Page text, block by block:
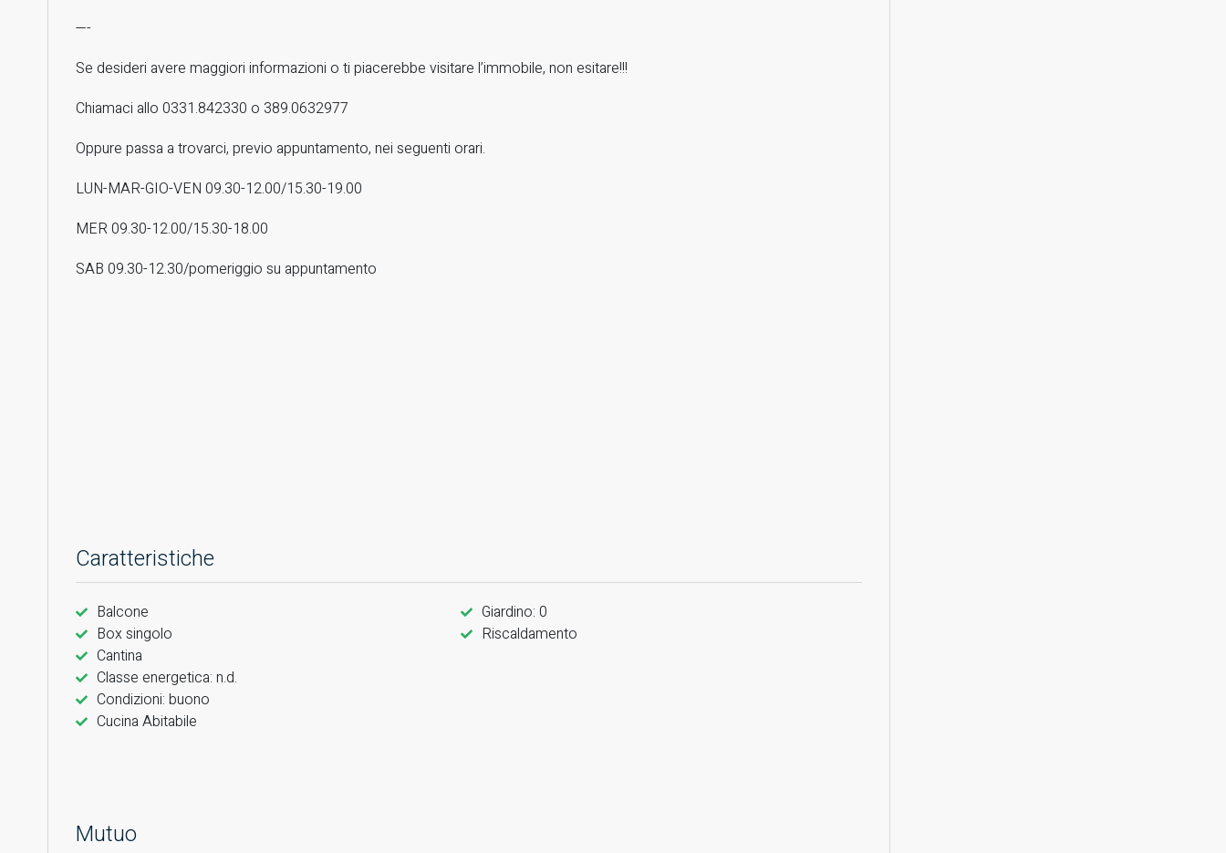
—-
Se desideri avere maggiori informazioni o ti piacerebbe visitare l’immobile, non esitare!!!
Chiamaci allo 0331.842330 o 389.0632977
Oppure passa a trovarci, previo appuntamento, nei seguenti orari.
LUN-MAR-GIO-VEN 09.30-12.00/15.30-19.00
MER 09.30-12.00/15.30-18.00
SAB 09.30-12.30/pomeriggio su appuntamento
Caratteristiche
Balcone
Box singolo
Cantina
Classe energetica: n.d.
Condizioni: buono
Cucina Abitabile
Giardino: 0
Riscaldamento
Mutuo